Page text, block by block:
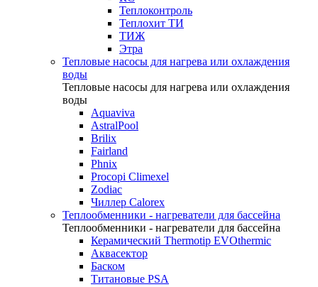
Теплоконтроль
Теплохит ТИ
ТИЖ
Этра
Тепловые насосы для нагрева или охлаждения
воды
Тепловые насосы для нагрева или охлаждения
воды
Aquaviva
AstralPool
Brilix
Fairland
Phnix
Procopi Climexel
Zodiac
Чиллер Calorex
Теплообменники - нагреватели для бассейна
Теплообменники - нагреватели для бассейна
Керамический Thermotip EVOthermic
Аквасектор
Баском
Титановые PSA